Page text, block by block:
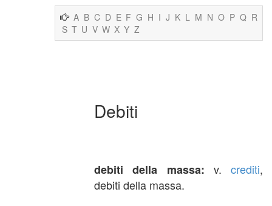
A B C D E F G H I J K L M N O P Q R
S T U V W X Y Z
Debiti
debiti della massa: v. crediti,
debiti della massa.